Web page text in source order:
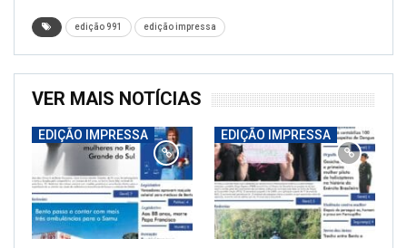
edição 991 edição impressa
VER MAIS NOTÍCIAS
EDIÇÃO IMPRESSA EDIÇÃO IMPRESSA